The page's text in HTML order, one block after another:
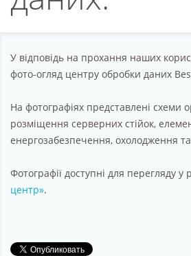
Підтримка
Про компанію
У відповідь на прохання наших
фото-огляд центру обробки даних
На фотографіях представлені схеми
розміщення серверних стійок,
енергозабезпечення, охолодження та
Фотографії доступні для перегляду у
центр».